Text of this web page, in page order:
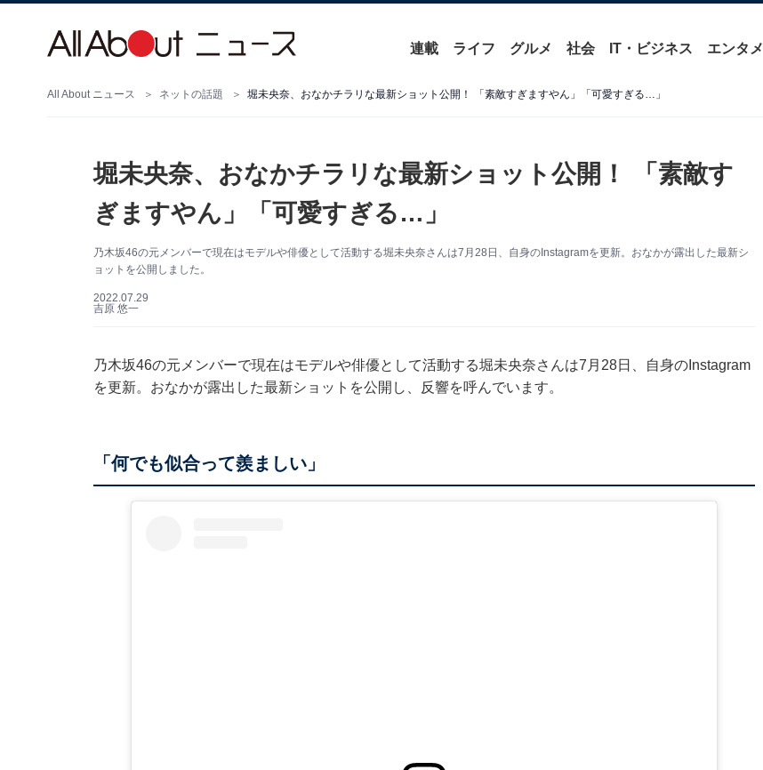
連載 ライフ グルメ 社会 IT・ビジネス エンタメ
All About ニュース ネットの話題 堀未央奈、おなかチラリな最新ショット公開！ 「素敵すぎますやん」「可愛すぎる…」
堀未央奈、おなかチラリな最新ショット公開！ 「素敵す
ぎますやん」「可愛すぎる…」
乃木坂46の元メンバーで現在はモデルや俳優として活動する堀未央奈さんは7月28日、自身のInstagramを更新。おなかが露出した最新シ
ョットを公開しました。
2022.07.29
吉原 悠一
乃木坂46の元メンバーで現在はモデルや俳優として活動する堀未央奈さんは7月28日、自身のInstagram
を更新。おなかが露出した最新ショットを公開し、反響を呼んでいます。
「何でも似合って羨ましい」